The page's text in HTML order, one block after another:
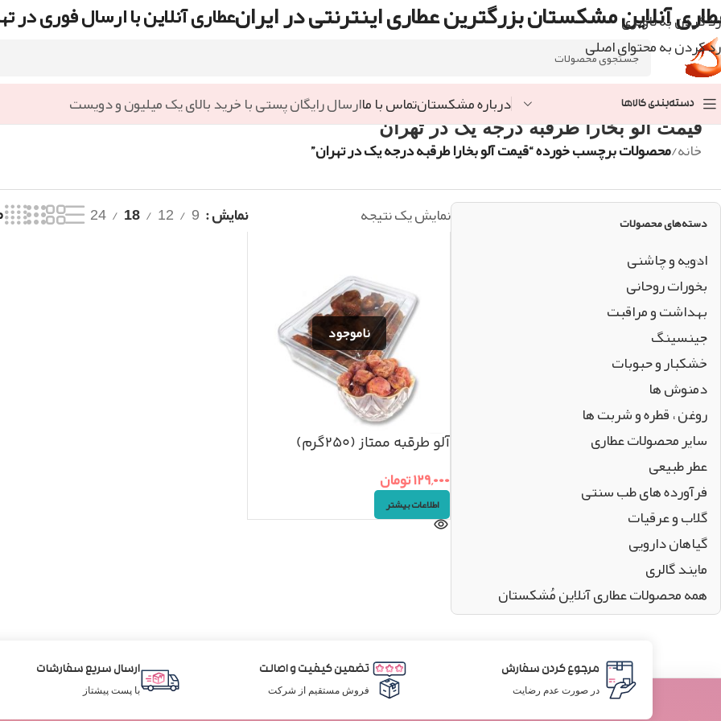
رد کردن به ناوبری
رد کردن به محتوای اصلی
آنلاین مشکستان بزرگترین عطاری اینترنتی در ایرانعطاری آنلاین با ارسال فوری در
دسته‌بندی کالاها درباره مشکستانتماس با ماارسال رایگان پستی با خرید بالای یک میلیون و دویست
قیمت آلو بخارا طرقبه درجه یک در تهران
خانه/محصولات برچسب خورده “قیمت آلو بخارا طرقبه درجه یک در تهران”
دسته‌های محصولات
ادویه و چاشنی
بخورات روحانی
بهداشت و مراقبت
جینسینگ
خشکبار و حبوبات
دمنوش ها
روغن ، قطره و شربت ها
سایر محصولات عطاری
عطر طبیعی
فرآورده های طب سنتی
گلاب و عرقیات
گیاهان دارویی
مایند گالری
همه محصولات عطاری آنلاین مُشکستان
نمایش یک نتیجه نمایش 9
12
18
24
آلو طرقبه ممتاز (۲۵۰گرم)
۱۲۹,۰۰۰تومان
اطلاعات بیشتر
مرجوع کردن سفارش
در صورت عدم رضایت
تضمین کیفیت و اصالت
فروش مستقیم از شرکت
ارسال سریع سفارشات
با پست پیشتاز